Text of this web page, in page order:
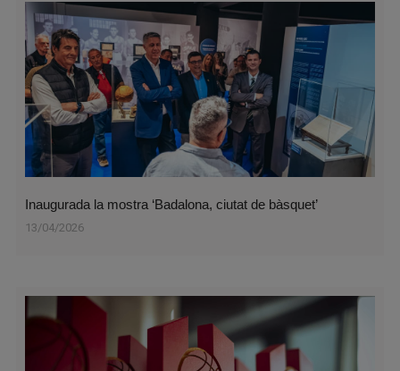
Inaugurada la mostra ‘Badalona, ciutat de bàsquet’
13/04/2026